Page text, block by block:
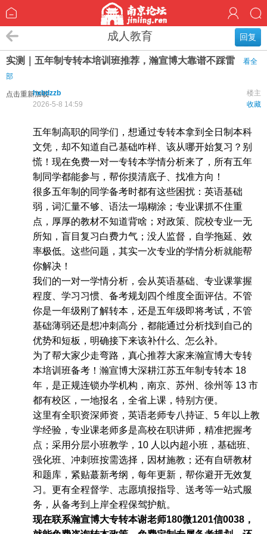
回复
成人教育
实测｜五年制专转本培训班推荐，瀚宣博大靠谱不踩雷
看全
部
点击重新加载 楼主
hxbdzzb
收藏
2026-5-8 14:59
五年制高职的同学们，想通过专转本拿到全日制本科
文凭，却不知道自己基础咋样、该从哪开始复习？别
慌！现在免费一对一专转本学情分析来了，所有五年
制同学都能参与，帮你摸清底子、找准方向！
很多五年制的同学备考时都有这些困扰：英语基础
弱，词汇量不够、语法一塌糊涂；专业课抓不住重
点，厚厚的教材不知道背啥；对政策、院校专业一无
所知，盲目复习白费力气；没人监督，自学拖延、效
率极低。这些问题，其实一次专业的学情分析就能帮
你解决！
我们的一对一学情分析，会从英语基础、专业课掌握
程度、学习习惯、备考规划四个维度全面评估。不管
你是一年级刚了解转本，还是五年级即将考试，不管
基础薄弱还是想冲刺高分，都能通过分析找到自己的
优势和短板，明确接下来该补什么、怎么补。
为了帮大家少走弯路，真心推荐大家来瀚宣博大专转
本培训班备考！瀚宣博大深耕江苏五年制专转本 18
年，是正规连锁办学机构，南京、苏州、徐州等 13 市
都有校区，一地报名，全省上课，特别方便。
这里有全职资深师资，英语老师专八持证、 5 年以上教
学经验，专业课老师多是高校在职讲师，精准把握考
点；采用分层小班教学， 10 人以内超小班，基础班、
强化班、冲刺班按需选择，因材施教；还有自研教材
和题库，紧贴蕞新考纲，每年更新，帮你避开无效复
习。更有全程督学、志愿填报指导、送考等一站式服
务，从备考到上岸全程保驾护航。
现在联系瀚宣博大专转本谢老师180微1201信0038 ，